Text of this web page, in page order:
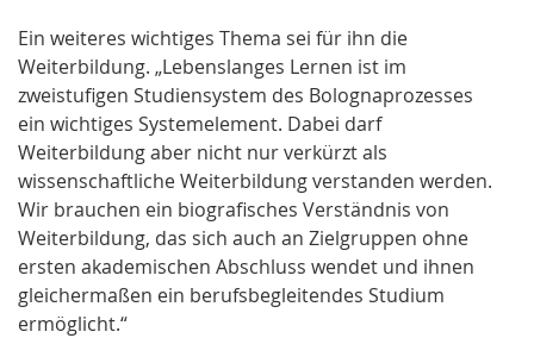
Ein weiteres wichtiges Thema sei für ihn die
Weiterbildung. „Lebenslanges Lernen ist im
zweistufigen Studiensystem des Bolognaprozesses
ein wichtiges Systemelement. Dabei darf
Weiterbildung aber nicht nur verkürzt als
wissenschaftliche Weiterbildung verstanden werden.
Wir brauchen ein biografisches Verständnis von
Weiterbildung, das sich auch an Zielgruppen ohne
ersten akademischen Abschluss wendet und ihnen
gleichermaßen ein berufsbegleitendes Studium
ermöglicht.“